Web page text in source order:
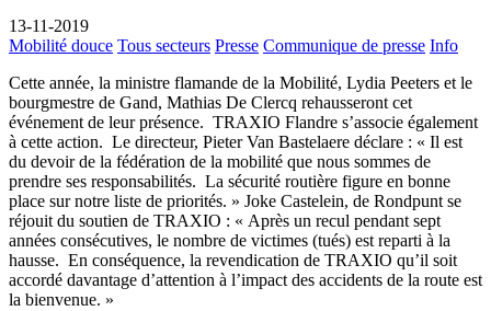
13-11-2019
Mobilité douce Tous secteurs Presse Communique de presse Info
Cette année, la ministre flamande de la Mobilité, Lydia Peeters et le
bourgmestre de Gand, Mathias De Clercq rehausseront cet
événement de leur présence. TRAXIO Flandre s’associe également
à cette action. Le directeur, Pieter Van Bastelaere déclare : « Il est
du devoir de la fédération de la mobilité que nous sommes de
prendre ses responsabilités. La sécurité routière figure en bonne
place sur notre liste de priorités. » Joke Castelein, de Rondpunt se
réjouit du soutien de TRAXIO : « Après un recul pendant sept
années consécutives, le nombre de victimes (tués) est reparti à la
hausse. En conséquence, la revendication de TRAXIO qu’il soit
accordé davantage d’attention à l’impact des accidents de la route est
la bienvenue. »